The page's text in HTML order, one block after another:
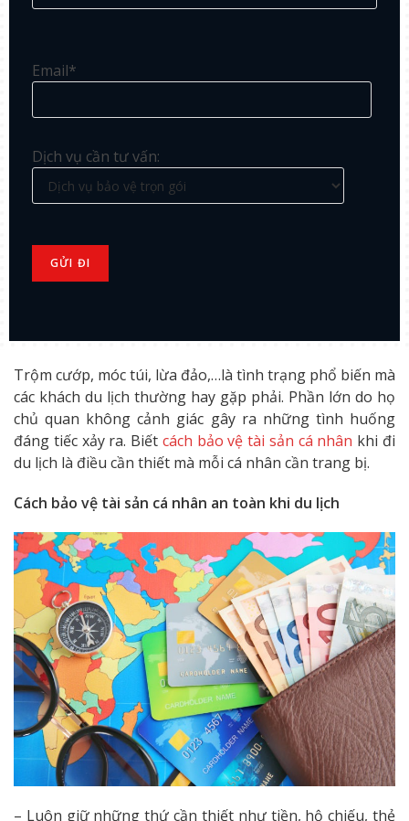
Email*
Dịch vụ cần tư vấn:
Trộm cướp, móc túi, lừa đảo,…là tình trạng phổ biến mà
các khách du lịch thường hay gặp phải. Phần lớn do họ
chủ quan không cảnh giác gây ra những tình huống
đáng tiếc xảy ra. Biết cách bảo vệ tài sản cá nhân khi đi
du lịch là điều cần thiết mà mỗi cá nhân cần trang bị.
Cách bảo vệ tài sản cá nhân an toàn khi du lịch
– Luôn giữ những thứ cần thiết như tiền, hộ chiếu, thẻ